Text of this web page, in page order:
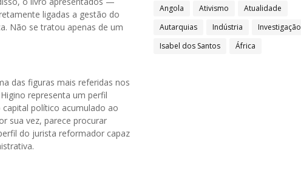
ligadas a gestão do
Não se tratou apenas de um
das figuras mais referidas nos
representa um perfil
político acumulado ao
sua vez, parece procurar
do jurista reformador capaz
Angola Ativismo
Atualidade
Autarquias
Indústria
Investigação
Isabel dos Santos
África